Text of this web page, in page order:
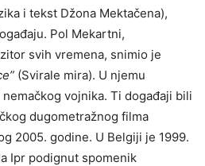
i tekst Džona Mektačena),
Pol Mekartni,
svih vremena, snimio je
(Svirale mira). U njemu
vojnika. Ti događaji bili
dugometražnog filma
2005. godine. U Belgiji je 1999.
Ipr podignut spomenik